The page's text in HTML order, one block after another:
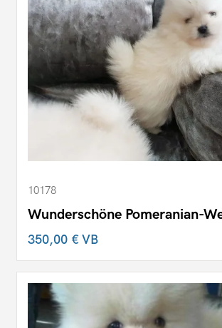
10178
Wunderschöne Pomeranian-
350,00 €VB